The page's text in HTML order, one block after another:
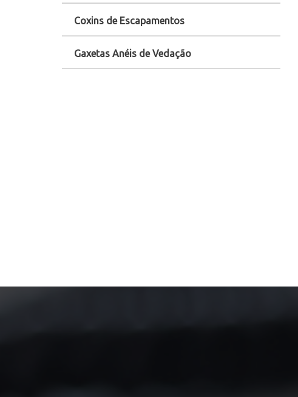
Coxins de Escapamentos
Gaxetas Anéis de Vedação